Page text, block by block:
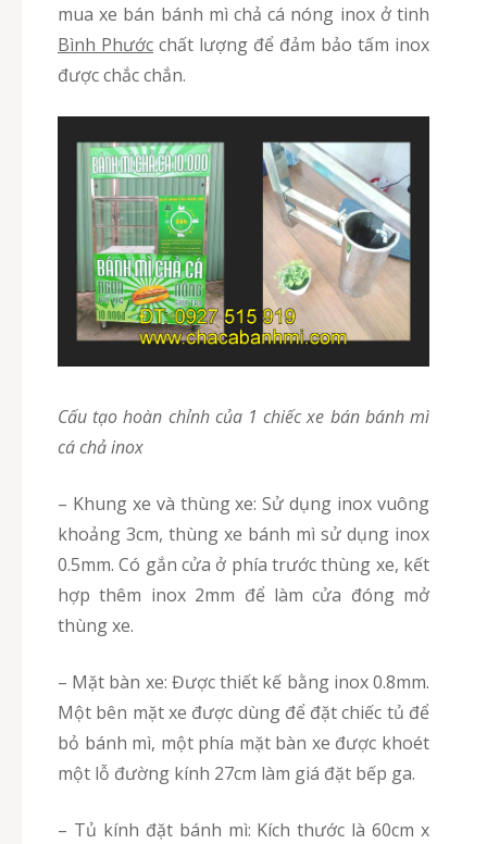
mua xe bán bánh mì chả cá nóng inox ở tinh
Bình Phước chất lượng để đảm bảo tấm inox
được chắc chắn.
Cấu tạo hoàn chỉnh của 1 chiếc xe bán bánh mì
cá chả inox
– Khung xe và thùng xe: Sử dụng inox vuông
khoảng 3cm, thùng xe bánh mì sử dụng inox
0.5mm. Có gắn cửa ở phía trước thùng xe, kết
hợp thêm inox 2mm để làm cửa đóng mở
thùng xe.
– Mặt bàn xe: Được thiết kế bằng inox 0.8mm.
Một bên mặt xe được dùng để đặt chiếc tủ để
bỏ bánh mì, một phía mặt bàn xe được khoét
một lỗ đường kính 27cm làm giá đặt bếp ga.
– Tủ kính đặt bánh mì: Kích thước là 60cm x